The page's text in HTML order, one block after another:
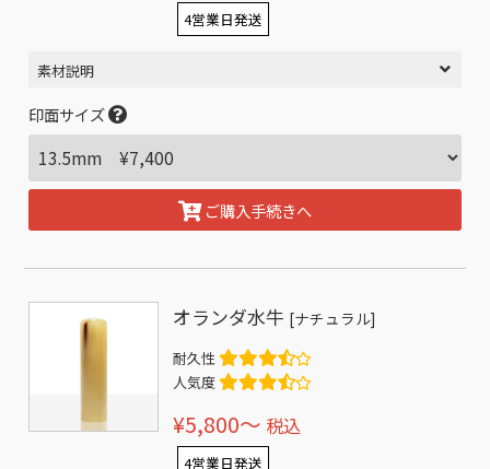
4営業日発送
素材説明
印面サイズ
ご購入手続きへ
オランダ水牛 [ナチュラル]
耐久性
人気度
¥5,800〜 税込
4営業日発送